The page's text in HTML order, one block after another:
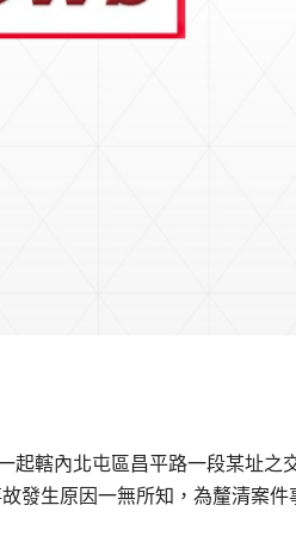
起轄內北屯區昌平路一段某址之
發生原因一無所知，為釐清案件